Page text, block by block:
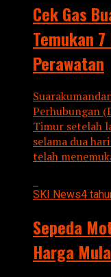
Cek Gas
Temukan
Perawatan
Perhubungan
Timur setelah
selama dua
telah
SKI News4
Sepeda
Harga